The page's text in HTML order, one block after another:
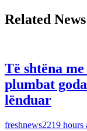
Related News
Të shtëna
plumbat
lënduar
freshnews2219 hours